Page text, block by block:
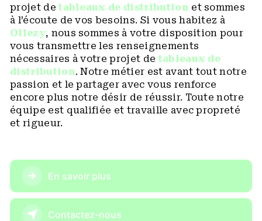
projet detableaux de distribution et sommes
à l’écoute de vos besoins. Si vous habitez à
Ollezy, nous sommes à votre disposition pour
vous transmettre les renseignements
nécessaires à votre projet de tableaux de
distribution. Notre métier est avant tout notre
passion et le partager avec vous renforce
encore plus notre désir de réussir. Toute notre
équipe est qualifiée et travaille avec propreté
et rigueur.
En savoir plus
Contactez-nous